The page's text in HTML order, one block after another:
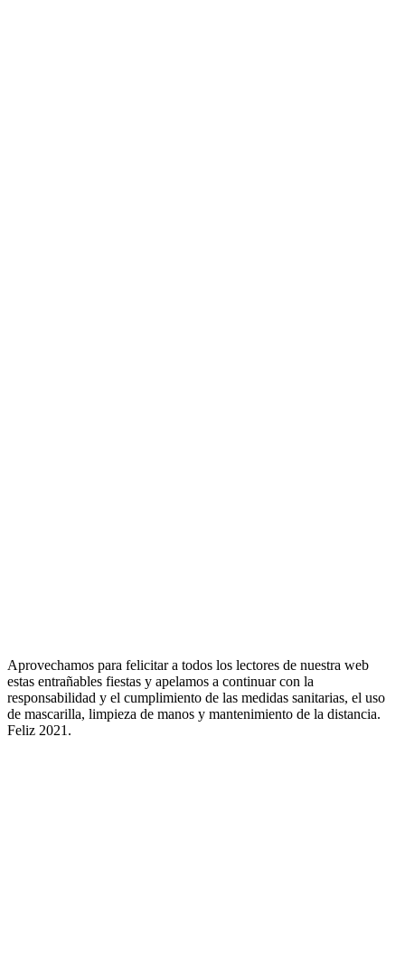
Aprovechamos para felicitar a todos los lectores de nuestra web
estas entrañables fiestas y apelamos a continuar con la
responsabilidad y el cumplimiento de las medidas sanitarias, el uso
de mascarilla, limpieza de manos y mantenimiento de la distancia.
Feliz 2021.